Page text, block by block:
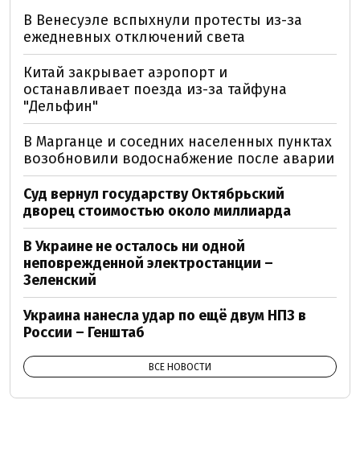
В Венесуэле вспыхнули протесты из-за
ежедневных отключений света
Китай закрывает аэропорт и
останавливает поезда из-за тайфуна
"Дельфин"
В Марганце и соседних населенных пунктах
возобновили водоснабжение после аварии
Суд вернул государству Октябрьский
дворец стоимостью около миллиарда
В Украине не осталось ни одной
неповрежденной электростанции –
Зеленский
Украина нанесла удар по ещё двум НПЗ в
России – Генштаб
ВСЕ НОВОСТИ